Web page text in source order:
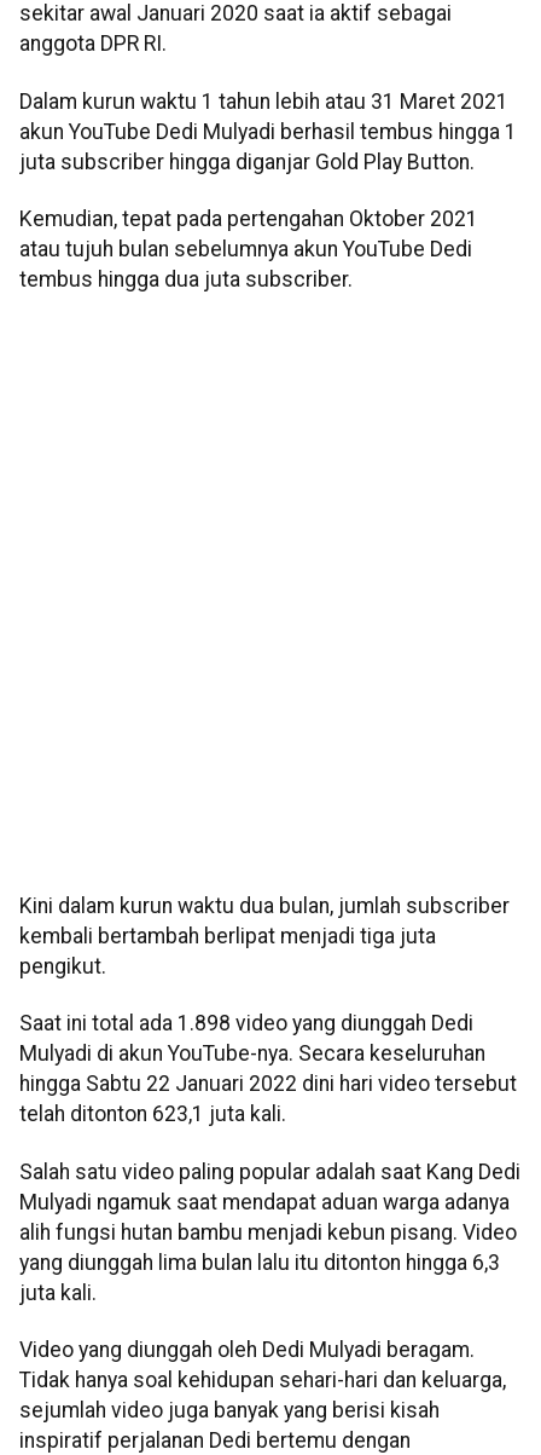
sekitar awal Januari 2020 saat ia aktif sebagai
anggota DPR RI.
Dalam kurun waktu 1 tahun lebih atau 31 Maret 2021
akun YouTube Dedi Mulyadi berhasil tembus hingga 1
juta subscriber hingga diganjar Gold Play Button.
Kemudian, tepat pada pertengahan Oktober 2021
atau tujuh bulan sebelumnya akun YouTube Dedi
tembus hingga dua juta subscriber.
Kini dalam kurun waktu dua bulan, jumlah subscriber
kembali bertambah berlipat menjadi tiga juta
pengikut.
Saat ini total ada 1.898 video yang diunggah Dedi
Mulyadi di akun YouTube-nya. Secara keseluruhan
hingga Sabtu 22 Januari 2022 dini hari video tersebut
telah ditonton 623,1 juta kali.
Salah satu video paling popular adalah saat Kang Dedi
Mulyadi ngamuk saat mendapat aduan warga adanya
alih fungsi hutan bambu menjadi kebun pisang. Video
yang diunggah lima bulan lalu itu ditonton hingga 6,3
juta kali.
Video yang diunggah oleh Dedi Mulyadi beragam.
Tidak hanya soal kehidupan sehari-hari dan keluarga,
sejumlah video juga banyak yang berisi kisah
inspiratif perjalanan Dedi bertemu dengan